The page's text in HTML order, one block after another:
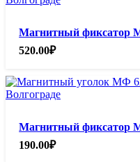
Магнитный фиксатор
520.00₽
Магнитный фиксатор
190.00₽